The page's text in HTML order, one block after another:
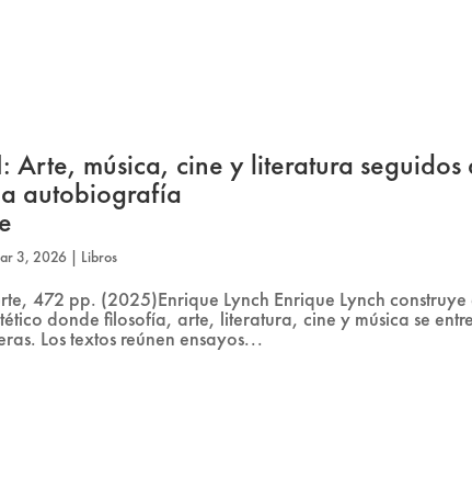
Arte, música, cine y literatura
autobiografía
3, 2026 | Libros
472 pp. (2025)Enrique Lynch Enrique Lynch
donde filosofía, arte, literatura, cine y música se
Los textos reúnen ensayos...